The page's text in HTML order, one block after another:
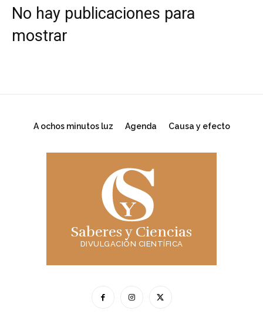
No hay publicaciones para
mostrar
A ochos minutos luz Agenda Causa y efecto
Saberes y Ciencias
DIVULGACIÓN CIENTÍFICA